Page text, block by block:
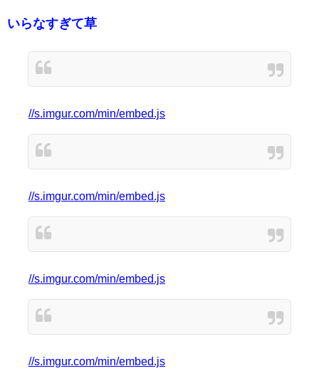
いらなすぎて草
//s.imgur.com/min/embed.js
//s.imgur.com/min/embed.js
//s.imgur.com/min/embed.js
//s.imgur.com/min/embed.js